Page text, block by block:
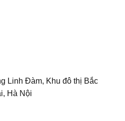
Linh Đàm, Khu đô thị Bắc
Hà Nội